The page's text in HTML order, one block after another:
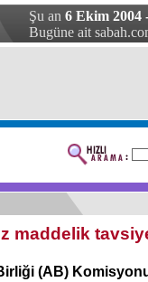
Şu an 6 Ekim 2004
Bugüne ait
maddelik
(AB)